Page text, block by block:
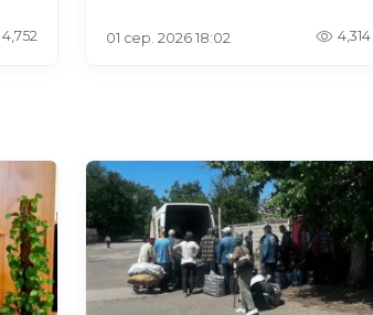
4,752 01 сер. 2026 18:02 4,314